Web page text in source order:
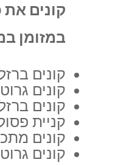
קונים את
במזומן
קונים
קונים
קונים
קניית
קונים
קונים